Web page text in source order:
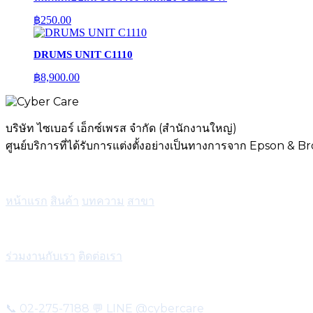
฿250.00
DRUMS UNIT C1110
฿8,900.00
บริษัท ไซเบอร์ เอ็กซ์เพรส จำกัด (สำนักงานใหญ่)
ศูนย์บริการที่ได้รับการแต่งตั้งอย่างเป็นทางการจาก Epson &
หน้าแรก สินค้า บทความ สาขา
ร่วมงานกับเรา ติดต่อเรา
📞 02-275-7188 💬 LINE @cybercare